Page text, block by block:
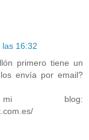
16:32
primero tiene un
envía por email?
blog: